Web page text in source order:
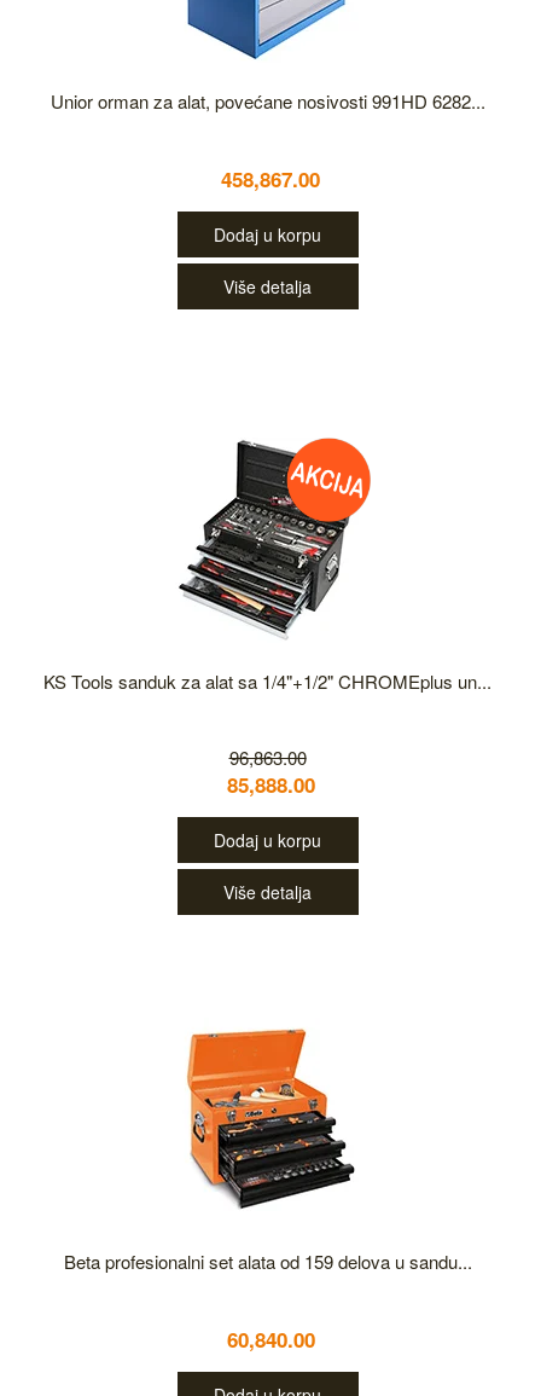
Unior orman za alat, povećane nosivosti 991HD 6282...
458,867.00
Dodaj u korpu
Više detalja
KS Tools sanduk za alat sa 1/4"+1/2" CHROMEplus un...
96,863.00
85,888.00
Dodaj u korpu
Više detalja
Beta profesionalni set alata od 159 delova u sandu...
60,840.00